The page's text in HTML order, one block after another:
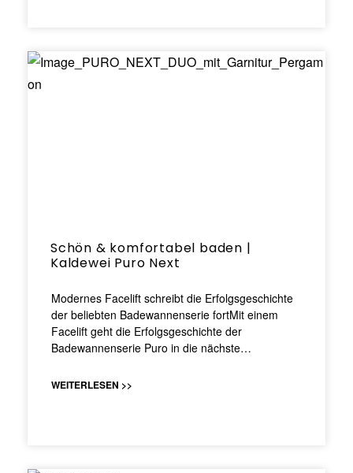
Schön & komfortabel baden |
Kaldewei Puro Next
Modernes Facelift schreibt die Erfolgsgeschichte
der beliebten Badewannenserie fortMit einem
Facelift geht die Erfolgsgeschichte der
Badewannenserie Puro in die nächste…
WEITERLESEN >>